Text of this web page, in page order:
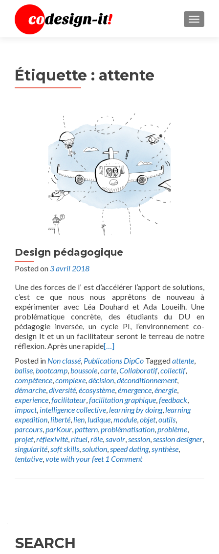
MENU
Étiquette : attente
Design pédagogique
Posted on 3 avril 2018
Une des forces de l’ est d’accélérer l’apport de solutions,
c’est ce que nous nous apprêtons de nouveau à
expérimenter avec Léa Douhard et Ada Loueilh. Une
problématique concrète, des étudiants du DU en
pédagogie inversée, un cycle PI, l’environnement co-
design It et un un facilitateur seront le terreau de notre
réflexion. Après une rapide[…]
Posted in Non classé, Publications DipCo Taggedattente,
balise,bootcamp,boussole,carte,Collaboratif,collectif,
compétence,complexe,décision,déconditionnement,
démarche,diversité,écosystème,émergence,énergie,
experience,facilitateur,facilitation graphique,feedback,
impact, intelligence collective, learning by doing, learning
expedition, liberté, lien, ludique,module,objet,outils,
parcours,parKour,pattern,problématisation,problème,
projet,réflexivité,rituel,rôle,savoir,session,session designer,
singularité,soft skills,solution,speed dating,synthèse,
tentative,vote with your feet 1 Comment
SEARCH